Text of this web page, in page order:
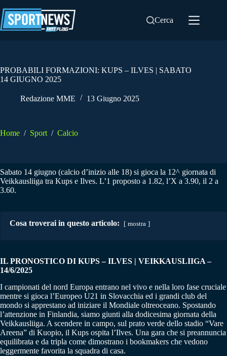
al
contenuto
Cerca
PROBABILI FORMAZIONI: KUPS – ILVES | SABATO
14 GIUGNO 2025
Redazione MME 13 Giugno 2025
Home / Sport / Calcio
Sabato 14 giugno (calcio d’inizio alle 18) si gioca la 12^ giornata di
Veikkausliiga tra Kups e Ilves. L’1 proposto a 1.82, l’X a 3.90, il 2 a
3.60.
Cosa troverai in questo articolo: mostra
IL PRONOSTICO DI KUPS – ILVES | VEIKKAUSLIIGA –
14/6/2025
I campionati del nord Europa entrano nel vivo e nella loro fase cruciale
mentre si gioca l’Europeo U21 in Slovacchia ed i grandi club del
mondo si apprestano ad iniziare il Mondiale oltreoceano. Spostando
l’attenzione in Finlandia, siamo giunti alla dodicesima giornata della
Veikkausliiga. A scendere in campo, sul prato verde dello stadio “Vare
Areena” di Kuopio, il Kups ospita l’Ilves. Una gara che si preannuncia
equilibrata e da tripla come dimostrano i bookmakers che vedono
leggermente favorita la squadra di casa.